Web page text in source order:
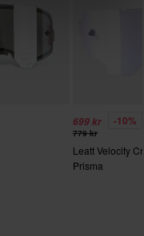
699 kr -10%
779 kr
Leatt Velocity
Prisma